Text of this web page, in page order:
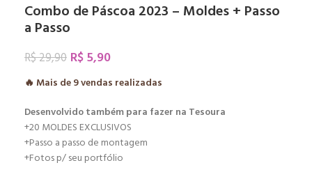
Combo de Páscoa 2023 – Moldes + Passo
a Passo
R$29,90 R$5,90
🔥 Mais de9vendas realizadas
Desenvolvido também para fazer na Tesoura
+20 MOLDES EXCLUSIVOS
+Passo a passo de montagem
+Fotos p/ seu portfólio